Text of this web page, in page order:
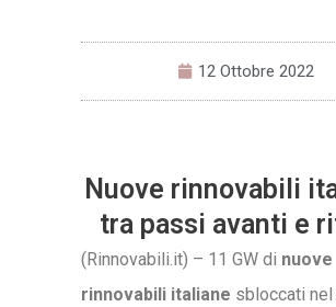
12 Ottobre 2022
Nuove rinnovabili
tra passi avanti e
(Rinnovabili.it) – 11 GW di nuove
rinnovabili italiane sbloccati nel